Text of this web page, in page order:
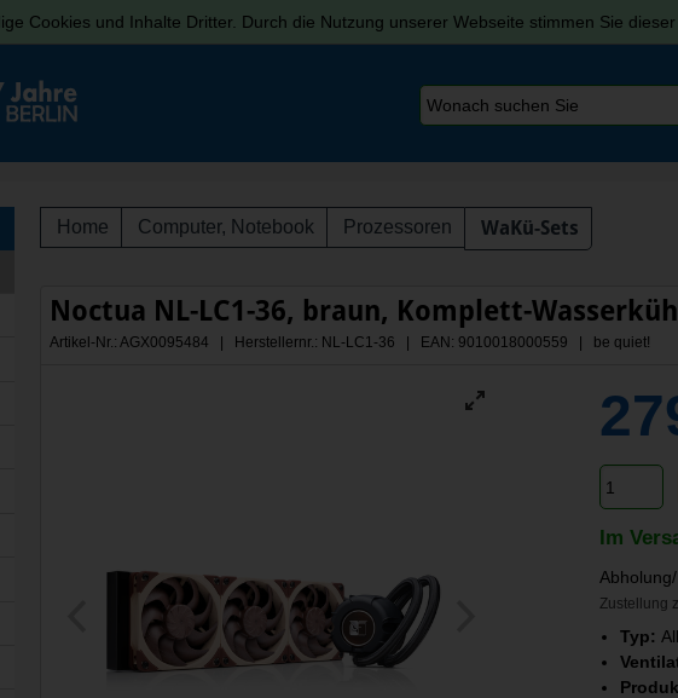
Cookies und Inhalte Dritter. Durch die Nutzung unserer Webseite stimmen Sie dieser
Home Computer, Notebook Prozessoren WaKü-Sets
Noctua NL-LC1-36, braun, Komplett-
Artikel-Nr.: AGX0095484 | Herstellernr.: NL-LC1-36 | EAN: 9010018000559 | be quiet!
Im
Zustellung
Typ: